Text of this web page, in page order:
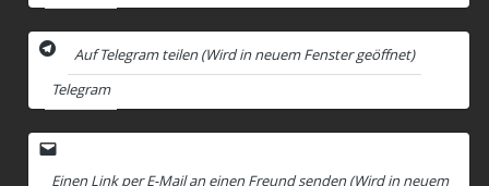
Auf Telegram teilen (Wird in neuem Fenster geöffnet)
Telegram
Einen Link per E-Mail an einen Freund senden (Wird in neuem